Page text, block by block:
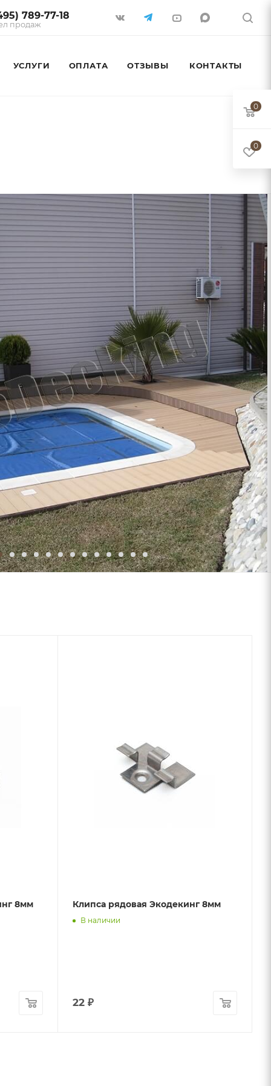
789-77-18
продаж
УСЛУГИ ОПЛАТА ОТЗЫВЫ КОНТАКТЫ
8мм Клипса рядовая Экодекинг 8мм
В наличии
22 ₽
0
0